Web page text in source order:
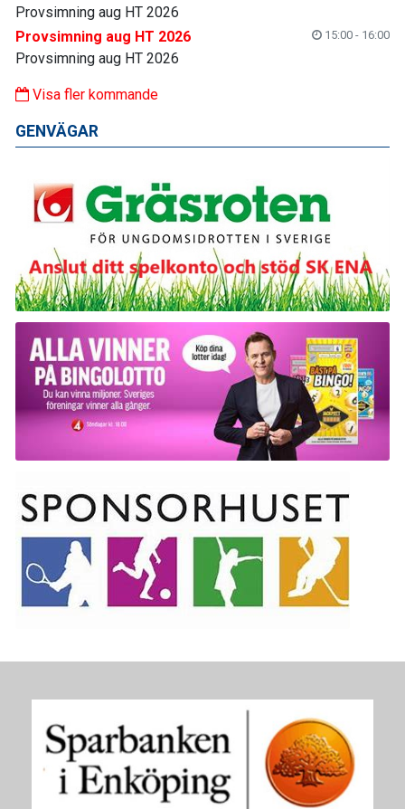
Provsimning aug HT 2026
Provsimning aug HT 2026
15:00 - 16:00
Provsimning aug HT 2026
Visa fler kommande
GENVÄGAR